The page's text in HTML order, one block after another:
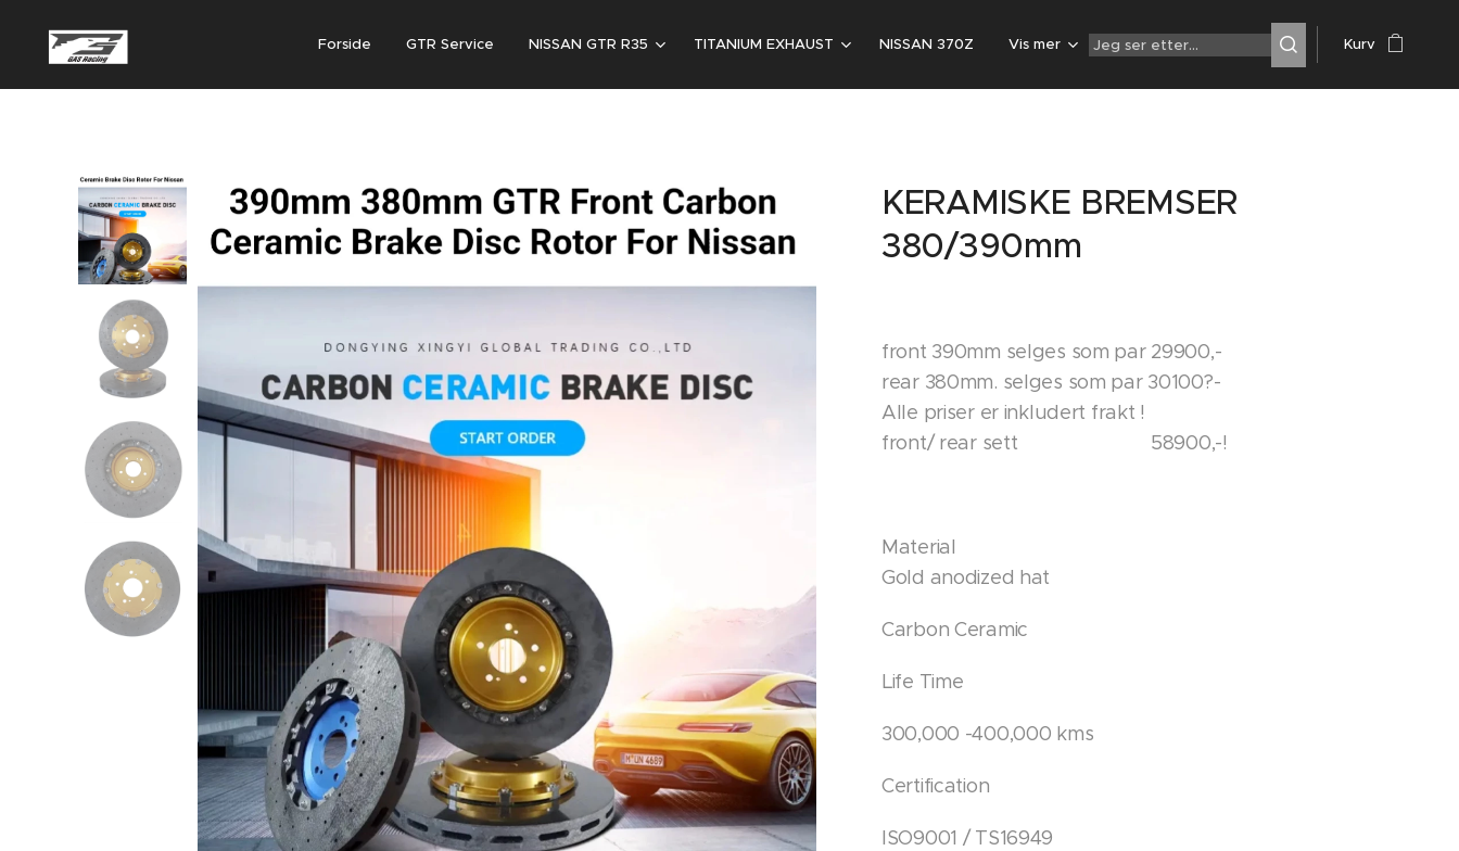
Forside GTR Service NISSAN GTR R35 TITANIUM EXHAUST NISSAN 370Z Vis mer Kurv
KERAMISKE BREMSER
380/390mm
front 390mm selges som par 29900,-
rear 380mm. selges som par 30100?-
Alle priser er inkludert frakt !
front/ rear sett 58900,-!
Material
Gold anodized hat
Carbon Ceramic
Life Time
300,000 -400,000 kms
Certification
ISO9001 / TS16949